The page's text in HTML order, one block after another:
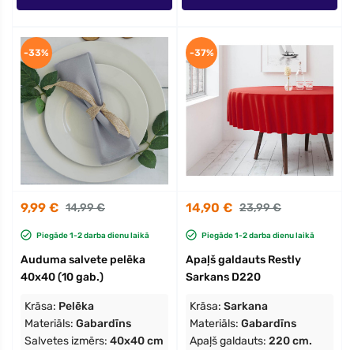
9,99 € 14,99 €
Piegāde 1-2 darba dienu laikā
Auduma salvete pelēka
40x40 (10 gab.)
Krāsa: Pelēka
Materiāls: Gabardīns
Salvetes izmērs: 40x40 cm
-33%
14,90 € 23,99 €
Piegāde 1-2 darba dienu laikā
Apaļš galdauts Restly
Sarkans D220
Krāsa: Sarkana
Materiāls: Gabardīns
Apaļš galdauts: 220 cm.
-37%